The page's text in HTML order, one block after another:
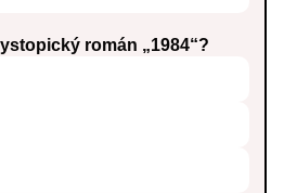
román „1984“?